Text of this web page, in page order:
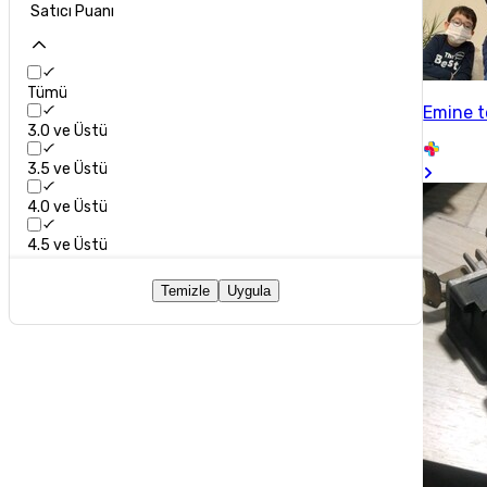
Satıcı Puanı
Tümü
3.0 ve Üstü
3.5 ve Üstü
4.0 ve Üstü
4.5 ve Üstü
Temizle Uygula
Emine